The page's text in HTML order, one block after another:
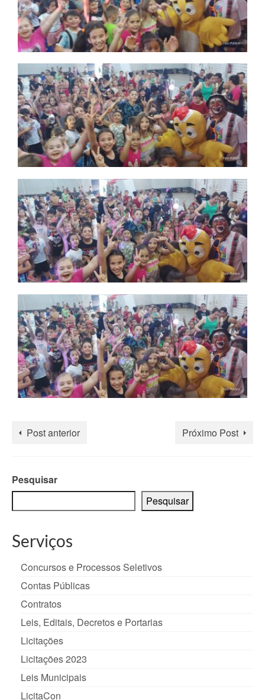
Post anterior Próximo Post
Pesquisar
Pesquisar
Serviços
Concursos e Processos Seletivos
Contas Públicas
Contratos
Leis, Editais, Decretos e Portarias
Licitações
Licitações 2023
Leis Municipais
LicitaCon